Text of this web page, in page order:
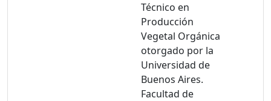
Técnico en
Producción
Vegetal Orgánica
otorgado por la
Universidad de
Buenos Aires.
Facultad de